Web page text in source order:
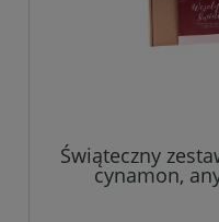
Świąteczny
cynamon,